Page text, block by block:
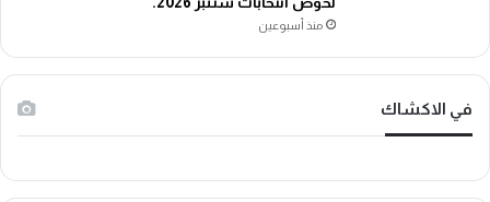
منذ أسبوعين
في الاكشاك